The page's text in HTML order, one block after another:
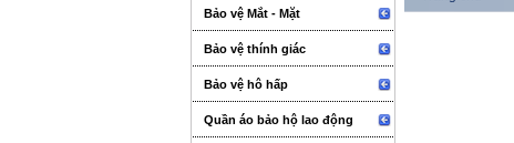
Bảo vệ Mắt - Mặt
Bảo vệ thính giác
Bảo vệ hô hấp
Quần áo bảo hộ lao động